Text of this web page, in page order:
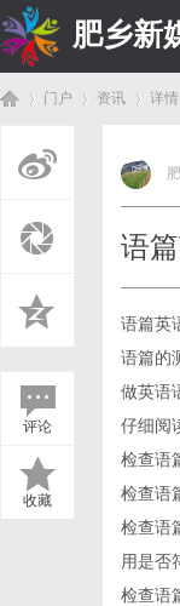
肥乡新
门户 资讯
›
详情
评论
收藏
语
语篇英
语篇的
做英语
仔细阅
检查语
检查语
检查语
用是否
检查语